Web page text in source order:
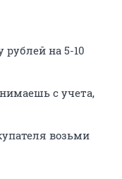
на 5-10
с учета,
возьми